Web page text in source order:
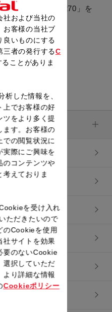
は「045-345-7270」を
円）/180秒
）/20秒
社および当社の
お客様の当社ブ
良いものにする
三者の発行するC
ことがありま
析した情報を、
上でお客様の好
ツをより多く提
ます。お客様の
での閲覧状況に
実際にご興味を
のコンテンツや
考えておりま
を受け入れ
ただきたいので
のCookieを使用
社サイトを効果
要のないCookie
選択していただ
より詳細な情報
Cookieポリシー